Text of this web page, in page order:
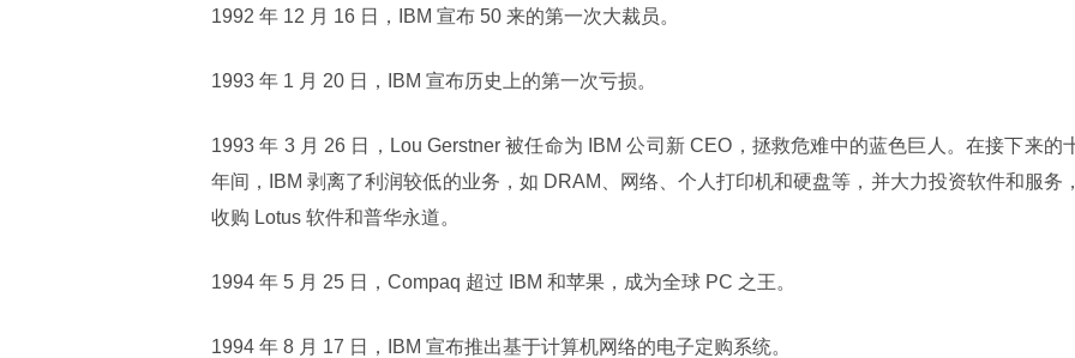
1992 年 12 月 16 日，IBM 宣布 50 来的第一次大裁员。
1993 年 1 月 20 日，IBM 宣布历史上的第一次亏损。
1993 年 3 月 26 日，Lou Gerstner 被任命为 IBM 公司新 CEO，拯救危难中的蓝色巨人。在接下来的
年间，IBM 剥离了利润较低的业务，如 DRAM、网络、个人打印机和硬盘等，并大力投资软件和服务
收购 Lotus 软件和普华永道。
1994 年 5 月 25 日，Compaq 超过 IBM 和苹果，成为全球 PC 之王。
1994 年 8 月 17 日，IBM 宣布推出基于计算机网络的电子定购系统。